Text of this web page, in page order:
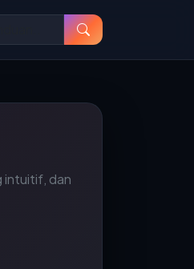
intuitif, dan